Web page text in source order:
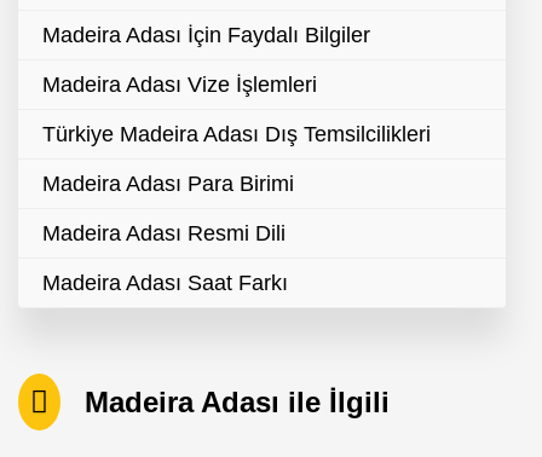
Madeira Adası İçin Faydalı Bilgiler
Madeira Adası Vize İşlemleri
Türkiye Madeira Adası Dış Temsilcilikleri
Madeira Adası Para Birimi
Madeira Adası Resmi Dili
Madeira Adası Saat Farkı
Madeira Adası ile İlgili